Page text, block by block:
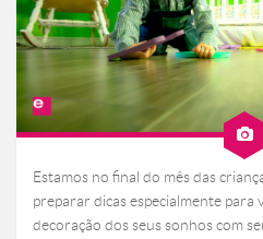
Estamos no final do mês das
preparar dicas especialmente para
decoração dos seus sonhos com